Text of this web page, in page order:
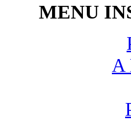
MENU
A